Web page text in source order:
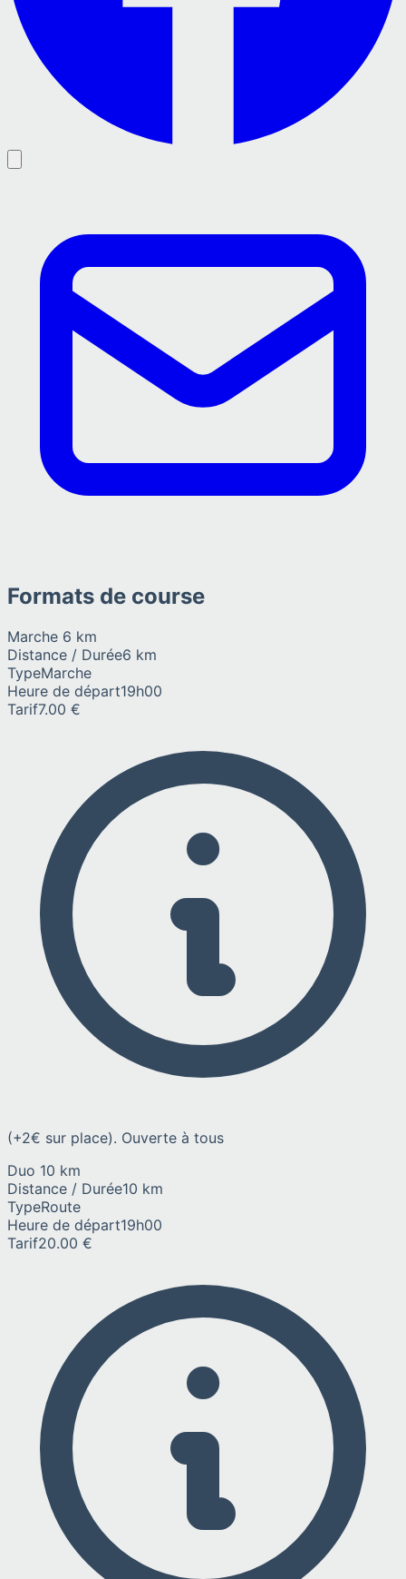
Formats de course
Marche 6 km
Distance / Durée6 km
TypeMarche
Heure de départ19h00
Tarif7.00 €
(+2€ sur place). Ouverte à tous
Duo 10 km
Distance / Durée10 km
TypeRoute
Heure de départ19h00
Tarif20.00 €